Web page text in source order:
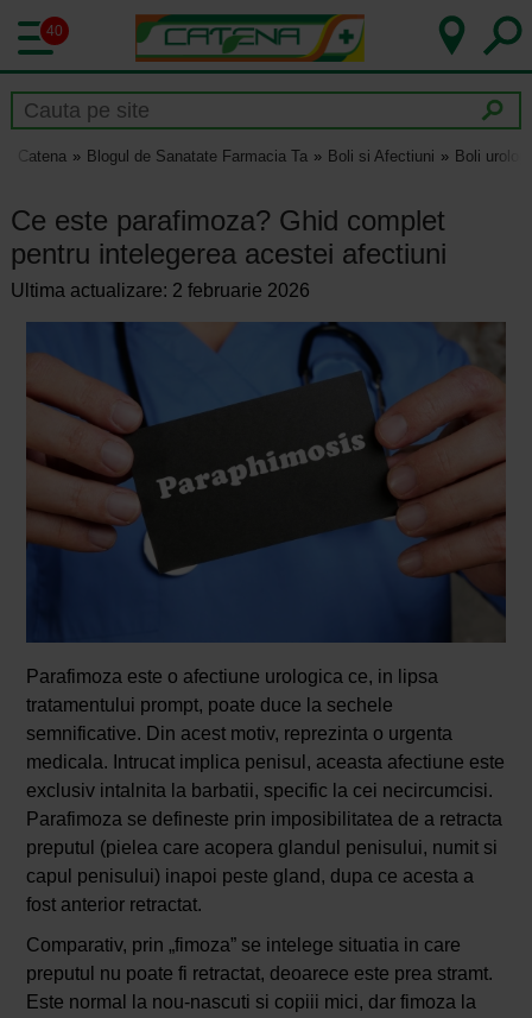
40
Catena Blogul de Sanatate Farmacia Ta Boli si Afectiuni Boli
Ce este parafimoza? Ghid complet
pentru intelegerea acestei afectiuni
Ultima actualizare: 2 februarie 2026
Parafimoza este o afectiune urologica ce, in lipsa
tratamentului prompt, poate duce la sechele
semnificative. Din acest motiv, reprezinta o urgenta
medicala. Intrucat implica penisul, aceasta afectiune este
exclusiv intalnita la barbatii, specific la cei necircumcisi.
Parafimoza se defineste prin imposibilitatea de a retracta
preputul (pielea care acopera glandul penisului, numit si
capul penisului) inapoi peste gland, dupa ce acesta a
fost anterior retractat.
Comparativ, prin „fimoza” se intelege situatia in care
preputul nu poate fi retractat, deoarece este prea stramt.
Este normal la nou-nascuti si copiii mici, dar fimoza la